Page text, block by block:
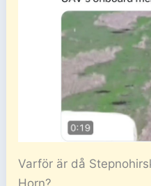
Varför är då
Horn?